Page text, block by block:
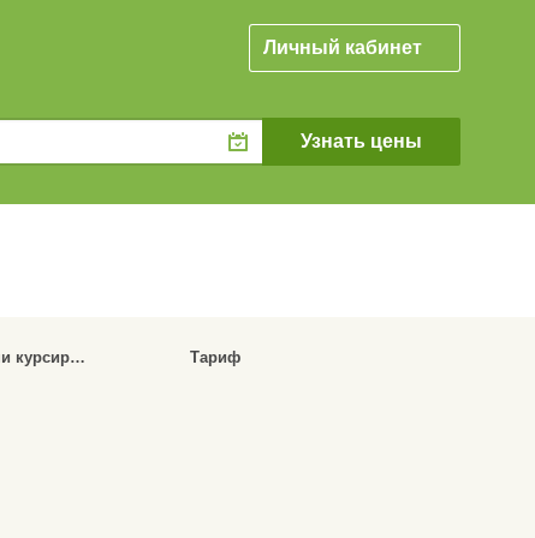
Личный кабинет
Дни курсирования Тариф